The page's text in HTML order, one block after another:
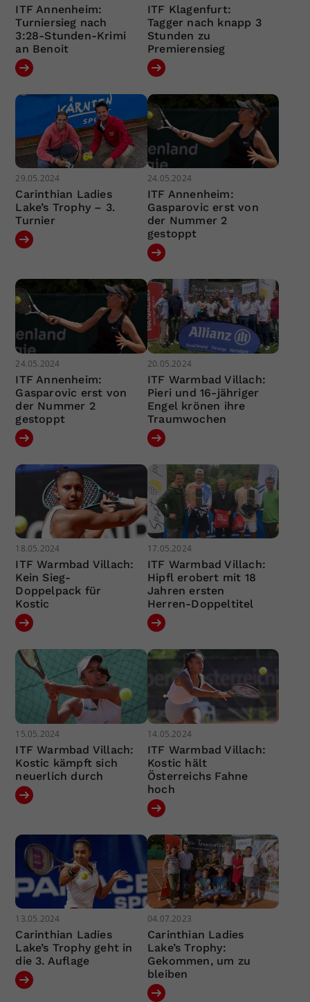
ITF Annenheim:
Turniersieg nach
3:28-Stunden-Krimi
an Benoit
ITF Klagenfurt:
Tagger nach knapp 3
Stunden zu
Premierensieg
29.05.2024
Carinthian Ladies
Lake’s Trophy – 3.
Turnier
24.05.2024
ITF Annenheim:
Gasparovic erst von
der Nummer 2
gestoppt
24.05.2024
ITF Annenheim:
Gasparovic erst von
der Nummer 2
gestoppt
20.05.2024
ITF Warmbad Villach:
Pieri und 16-jähriger
Engel krönen ihre
Traumwochen
18.05.2024
ITF Warmbad Villach:
Kein Sieg-
Doppelpack für
Kostic
17.05.2024
ITF Warmbad Villach:
Hipfl erobert mit 18
Jahren ersten
Herren-Doppeltitel
15.05.2024
ITF Warmbad Villach:
Kostic kämpft sich
neuerlich durch
14.05.2024
ITF Warmbad Villach:
Kostic hält
Österreichs Fahne
hoch
13.05.2024
Carinthian Ladies
Lake’s Trophy geht in
die 3. Auflage
04.07.2023
Carinthian Ladies
Lake’s Trophy:
Gekommen, um zu
bleiben